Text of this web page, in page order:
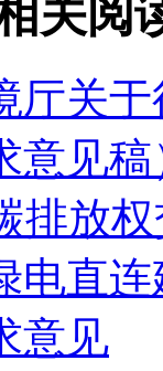
关阅
厅关
意见
排放
电直
意见